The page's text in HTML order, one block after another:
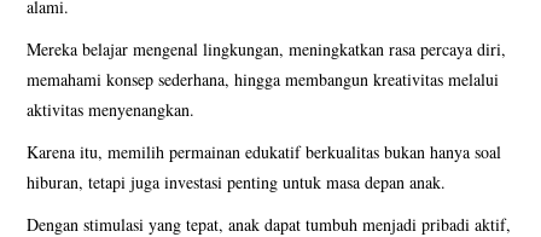
alami.
Mereka belajar mengenal lingkungan, meningkatkan rasa percaya diri,
memahami konsep sederhana, hingga membangun kreativitas melalui
aktivitas menyenangkan.
Karena itu, memilih permainan edukatif berkualitas bukan hanya soal
hiburan, tetapi juga investasi penting untuk masa depan anak.
Dengan stimulasi yang tepat, anak dapat tumbuh menjadi pribadi aktif,